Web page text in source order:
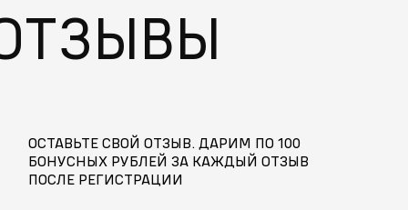
ОСТАВЬТЕ СВОЙ ОТЗЫВ. ДАРИМ ПО 100
БОНУСНЫХ РУБЛЕЙ ЗА КАЖДЫЙ ОТЗЫВ
ПОСЛЕ РЕГИСТРАЦИИ